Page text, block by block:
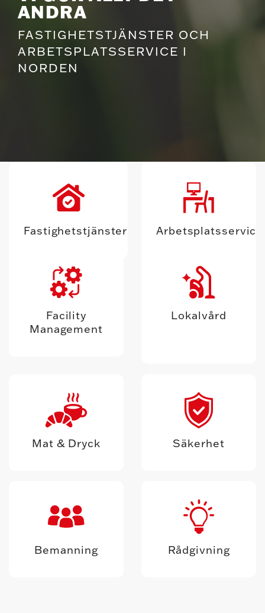
ANDRA
FASTIGHETSTJÄNSTER OCH
ARBETSPLATSSERVICE I
NORDEN
Fastighetstjänster Arbetsplatsservice
Facility
Management
Lokalvård
Mat & Dryck Säkerhet
Bemanning Rådgivning